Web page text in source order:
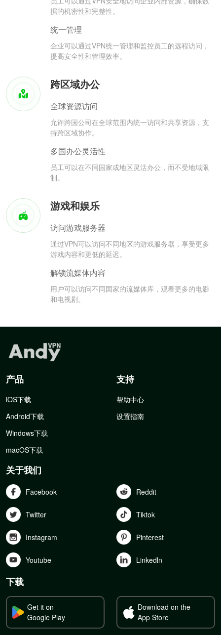
据的机密性和完整性。
统一管理
企业可以通过VPN统一管理和监控员工的远程访问，
提高安全性和管理效率。
跨区域办公
全球资源访问
允许跨国公司在全球范围内统一访问和共享资源，支
持跨区域协作。
多国办公灵活性
员工可以在不同国家或地区灵活办公，而不受地域限
制。
游戏和娱乐
访问游戏服务器
通过VPN可以访问不同地区的游戏服务器，享受更多
游戏内容和更低的延迟。
解锁流媒体内容
用户可以访问不同国家的流媒体库，观看更多的电影
和电视剧。
产品
iOS下载
Android下载
Windows下载
macOS下载
支持
帮助中心
设置指南
关于我们
Facebook Reddit
Twitter Tiktok
Instagram Pinterest
Youtube Linkedln
下载
Get it on
Google Play
Download on the
App Store